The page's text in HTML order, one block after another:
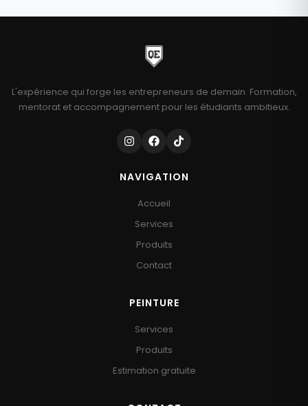
L'expérience qui forge les entrepreneurs de demain. Formation,
mentorat et accompagnement pour les étudiants ambitieux.
NAVIGATION
Accueil
Services
Produits
Contact
PEINTURE
Services
Produits
Estimation gratuite